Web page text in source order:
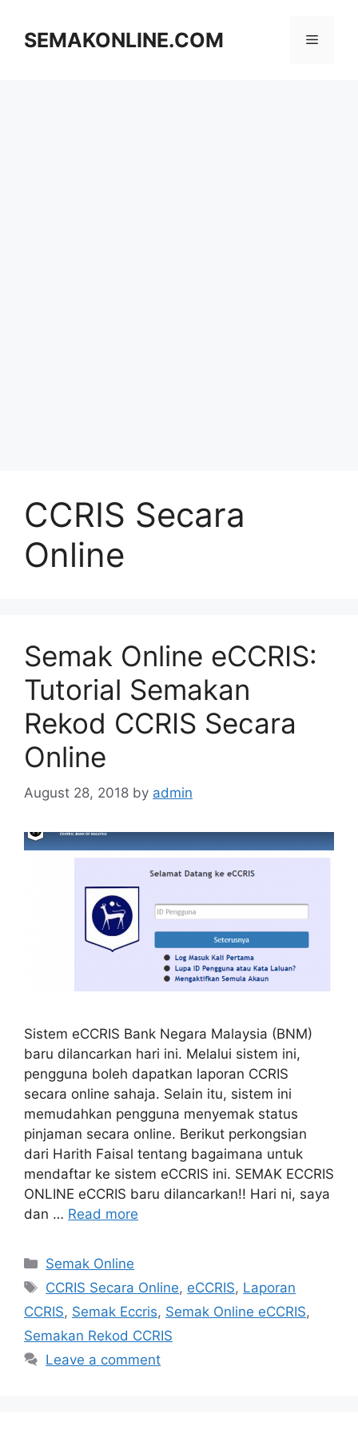
contentSEMAKONLINE.COM Menu
CCRIS Secara
Online
Semak Online eCCRIS:
Tutorial Semakan
Rekod CCRIS Secara
Online
August 28, 2018 by admin
Sistem eCCRIS Bank Negara Malaysia (BNM)
baru dilancarkan hari ini. Melalui sistem ini,
pengguna boleh dapatkan laporan CCRIS
secara online sahaja. Selain itu, sistem ini
memudahkan pengguna menyemak status
pinjaman secara online. Berikut perkongsian
dari Harith Faisal tentang bagaimana untuk
mendaftar ke sistem eCCRIS ini. SEMAK ECCRIS
ONLINE eCCRIS baru dilancarkan!! Hari ni, saya
dan … Read more
Categories
Semak Online
Tags
CCRIS Secara Online, eCCRIS, Laporan
CCRIS, Semak Eccris, Semak Online eCCRIS,
Semakan Rekod CCRIS
Leave a comment